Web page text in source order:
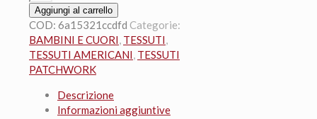
Tessuto
15
luna
crema
sf.azzurro
Morris
quantità
Aggiungi al carrello
COD: 6a15321ccdfd Categorie:
BAMBINI E CUORI, TESSUTI,
TESSUTI AMERICANI, TESSUTI
PATCHWORK
Descrizione
Informazioni aggiuntive